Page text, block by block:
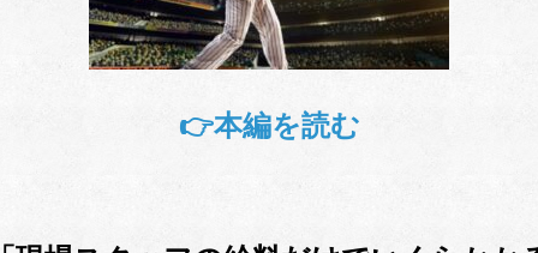
👉本編を読む